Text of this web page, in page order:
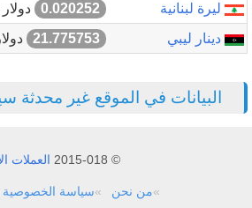
ليرة لبنانية
0.020252
دينار ليبي
21.775753
البيانات في الموقع غير محدثة
© 2015-018 العملات
من نحن سياسة الخصوصية